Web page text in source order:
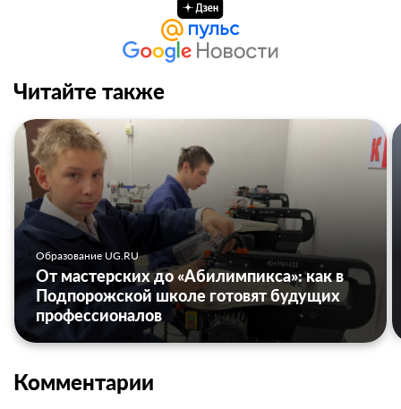
Читайте также
Образование UG.RU
От мастерских до «Абилимпикса»: как в
Подпорожской школе готовят будущих
профессионалов
Комментарии